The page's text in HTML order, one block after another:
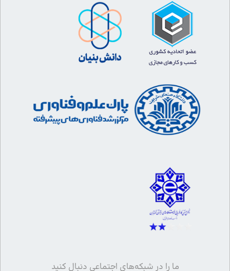
ما را در شبکه‌های اجتماعی دنبال کنید